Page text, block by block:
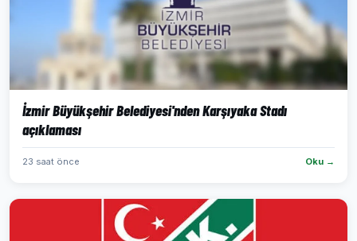
İzmir Büyükşehir Belediyesi'nden Karşıyaka Stadı
açıklaması
23 saat önce Oku →